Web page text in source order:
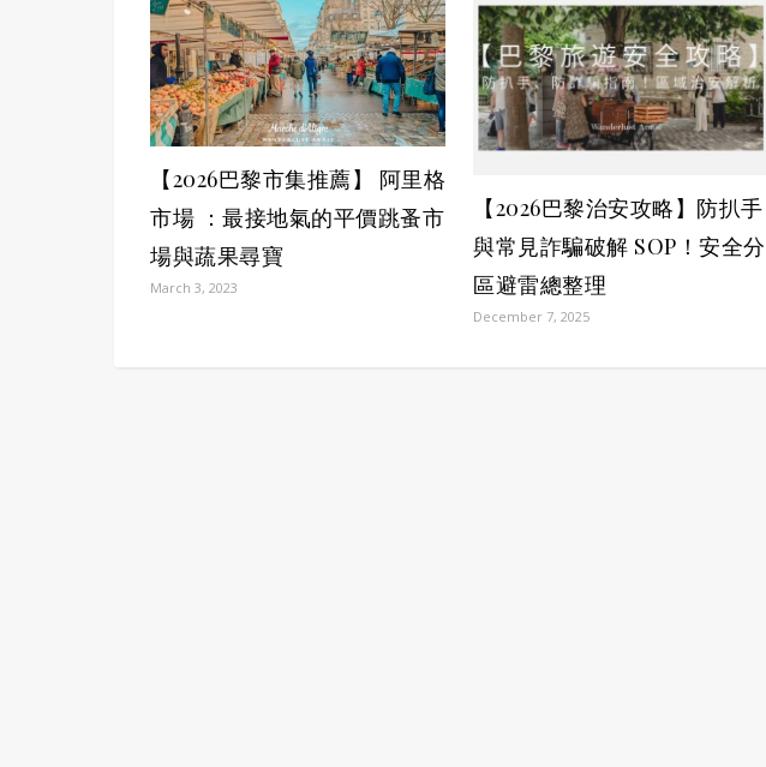
【2026巴黎市集推薦】 阿里格
市場 ：最接地氣的平價跳蚤市
場與蔬果尋寶
March 3, 2023
【2026巴黎治安攻略】防扒手
與常見詐騙破解 SOP！安全分
區避雷總整理
December 7, 2025